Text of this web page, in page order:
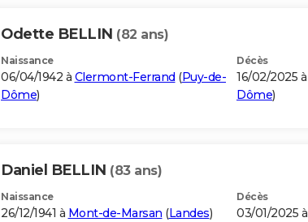
Odette BELLIN (82 ans)
Naissance
06/04/1942 à Clermont-Ferrand (Puy-de-
Dôme)
Décès
16/02/2025 à
Dôme)
Daniel BELLIN (83 ans)
Naissance
26/12/1941 à Mont-de-Marsan (Landes)
Décès
03/01/2025 à